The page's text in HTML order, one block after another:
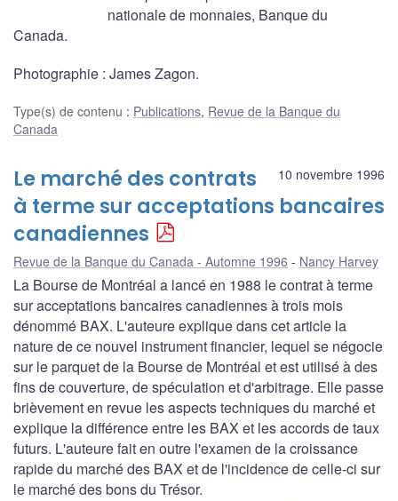
nationale de monnaies, Banque du
Canada.
Photographie : James Zagon.
Type(s) de contenu : Publications, Revue de la Banque du
Canada
10 novembre 1996
Le marché des contrats
à terme sur acceptations bancaires
canadiennes
Revue de la Banque du Canada - Automne 1996 Nancy Harvey
La Bourse de Montréal a lancé en 1988 le contrat à terme
sur acceptations bancaires canadiennes à trois mois
dénommé BAX. L'auteure explique dans cet article la
nature de ce nouvel instrument financier, lequel se négocie
sur le parquet de la Bourse de Montréal et est utilisé à des
fins de couverture, de spéculation et d'arbitrage. Elle passe
brièvement en revue les aspects techniques du marché et
explique la différence entre les BAX et les accords de taux
futurs. L'auteure fait en outre l'examen de la croissance
rapide du marché des BAX et de l'incidence de celle-ci sur
le marché des bons du Trésor.